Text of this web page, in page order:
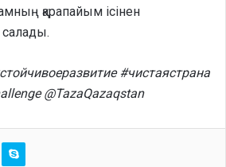
қарапайым ісінен
#чистаястрана
@TazaQazaqstan